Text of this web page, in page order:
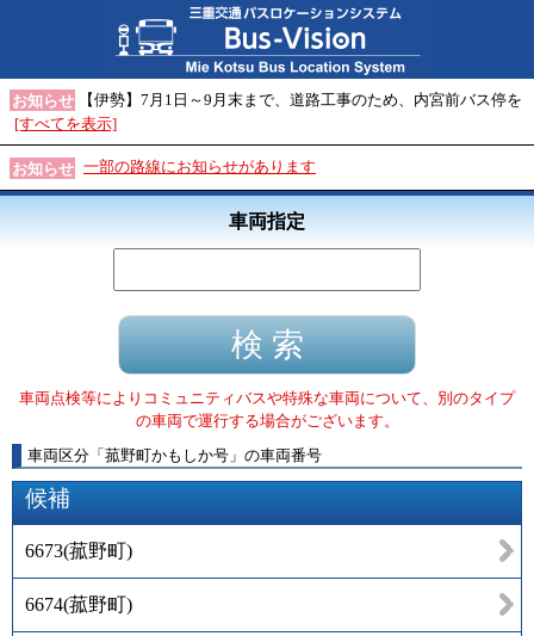
お知らせ
【伊勢】7月1日～9月末まで、道路工事のため、内宮前バス停を
[すべてを表示]
お知らせ 一部の路線にお知らせがあります
車両指定
車両点検等によりコミュニティバスや特殊な車両について、別のタイプ
の車両で運行する場合がございます。
車両区分 「 菰野町かもしか号 」 の車両番号
候補
6673(菰野町)
6674(菰野町)